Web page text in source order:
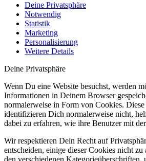
Deine Privatsphäre
Notwendig
Statistik
Marketing
Personalisierung
Weitere Details
Deine Privatsphäre
Wenn Du eine Website besuchst, werden
Informationen in Deinem Browser
normalerweise in Form von Cookies.
identifizieren Dich normalerweise nicht,
dabei zu erfahren, wie ihre Benutzer mit
Wir respektieren Dein Recht auf
entscheiden, einige dieser Cookies nicht zu